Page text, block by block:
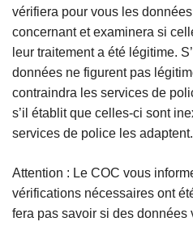
vérifiera pour vous les
concernant et examinera si
leur traitement a été légitime.
données ne figurent pas
contraindra les services de
s’il établit que celles-ci sont
services de police les adaptent.
Attention : Le COC vous
vérifications nécessaires ont
fera pas savoir si des données